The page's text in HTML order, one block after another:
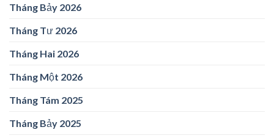
Tháng Bảy 2026
Tháng Tư 2026
Tháng Hai 2026
Tháng Một 2026
Tháng Tám 2025
Tháng Bảy 2025